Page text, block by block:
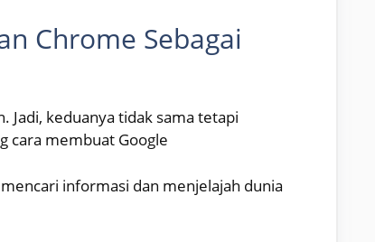
Chrome Sebagai
Jadi, keduanya tidak sama tetapi
cara membuat Google
informasi dan menjelajah dunia